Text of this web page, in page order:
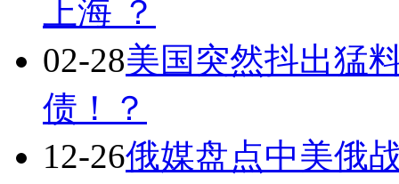
上海 ？
02-28美国突然抖出猛
债！？
12-26俄媒盘点中美俄